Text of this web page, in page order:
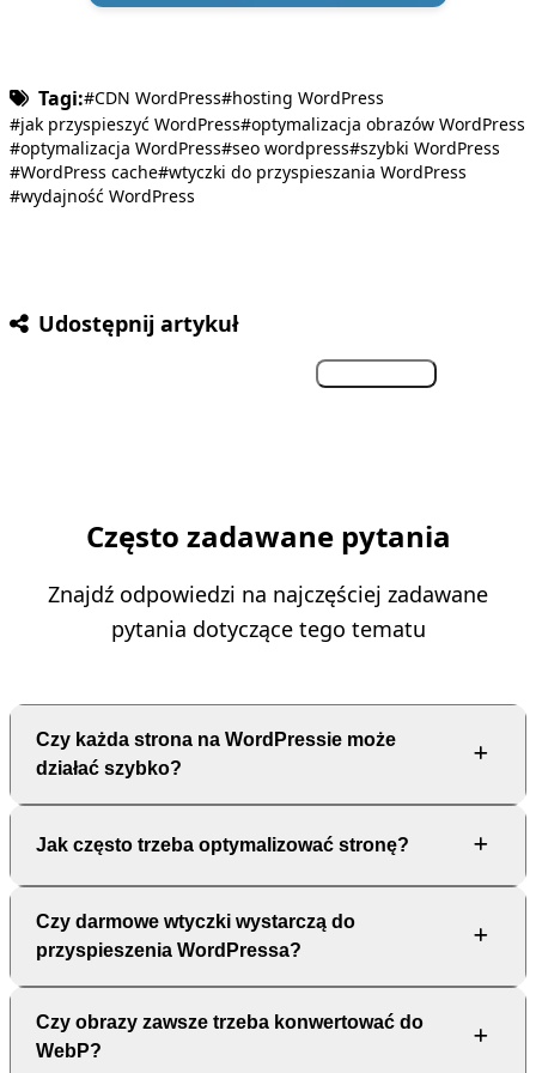
Tagi:#CDN WordPress#hosting WordPress
#jak przyspieszyć WordPress#optymalizacja obrazów WordPress
#optymalizacja WordPress#seo wordpress#szybki WordPress
#WordPress cache#wtyczki do przyspieszania WordPress
#wydajność WordPress
Udostępnij artykuł
Często zadawane pytania
Znajdź odpowiedzi na najczęściej zadawane
pytania dotyczące tego tematu
Czy każda strona na WordPressie może
działać szybko?
Tak, ale kluczowe znaczenie ma hosting i jakość motywu. Nawet
najlepsza optymalizacja nie pomoże, jeśli serwer jest zbyt
wolny.
Jak często trzeba optymalizować stronę?
Wystarczy robić to przy większych zmianach – np. po instalacji
nowego motywu, wtyczki albo dodaniu dużej ilości treści.
Czy darmowe wtyczki wystarczą do
przyspieszenia WordPressa?
Tak, wiele darmowych narzędzi jest skutecznych. Płatne
Czy obrazy zawsze trzeba konwertować do
WebP?